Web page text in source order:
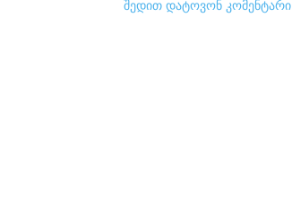
შედით დატოვონ კომენტარი